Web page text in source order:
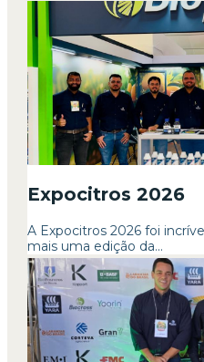
Expocitros 2026
A Expocitros 2026 foi
mais uma edição da...